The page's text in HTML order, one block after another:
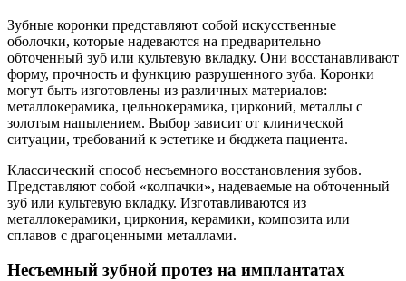
Зубные коронки представляют собой искусственные
оболочки, которые надеваются на предварительно
обточенный зуб или культевую вкладку. Они восстанавливают
форму, прочность и функцию разрушенного зуба. Коронки
могут быть изготовлены из различных материалов:
металлокерамика, цельнокерамика, цирконий, металлы с
золотым напылением. Выбор зависит от клинической
ситуации, требований к эстетике и бюджета пациента.
Классический способ несъемного восстановления зубов.
Представляют собой «колпачки», надеваемые на обточенный
зуб или культевую вкладку. Изготавливаются из
металлокерамики, циркония, керамики, композита или
сплавов с драгоценными металлами.
Несъемный зубной протез на имплантатах